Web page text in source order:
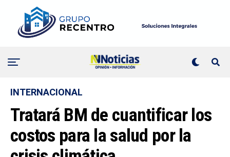
INTERNACIONAL
Tratará BM de cuantificar los
costos para la salud por la